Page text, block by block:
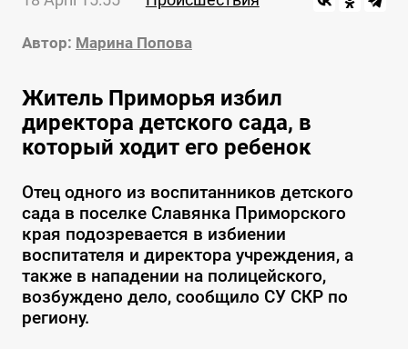
Автор: Марина Попова
Житель Приморья избил
директора детского сада, в
который ходит его ребенок
Отец одного из воспитанников детского
сада в поселке Славянка Приморского
края подозревается в избиении
воспитателя и директора учреждения, а
также в нападении на полицейского,
возбуждено дело, сообщило СУ СКР по
региону.